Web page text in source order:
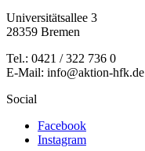
Universitätsallee 3
28359 Bremen
Tel.: 0421 / 322 736 0
E-Mail: info@aktion-hfk.de
Social
Facebook
Instagram